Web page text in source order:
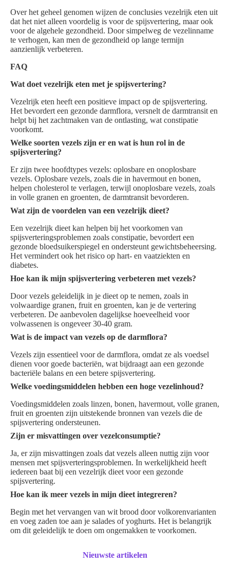
Over het geheel genomen wijzen de conclusies vezelrijk eten uit
dat het niet alleen voordelig is voor de spijsvertering, maar ook
voor de algehele gezondheid. Door simpelweg de vezelinname
te verhogen, kan men de gezondheid op lange termijn
aanzienlijk verbeteren.
FAQ
Wat doet vezelrijk eten met je spijsvertering?
Vezelrijk eten heeft een positieve impact op de spijsvertering.
Het bevordert een gezonde darmflora, versnelt de darmtransit en
helpt bij het zachtmaken van de ontlasting, wat constipatie
voorkomt.
Welke soorten vezels zijn er en wat is hun rol in de
spijsvertering?
Er zijn twee hoofdtypes vezels: oplosbare en onoplosbare
vezels. Oplosbare vezels, zoals die in havermout en bonen,
helpen cholesterol te verlagen, terwijl onoplosbare vezels, zoals
in volle granen en groenten, de darmtransit bevorderen.
Wat zijn de voordelen van een vezelrijk dieet?
Een vezelrijk dieet kan helpen bij het voorkomen van
spijsverteringsproblemen zoals constipatie, bevordert een
gezonde bloedsuikerspiegel en ondersteunt gewichtsbeheersing.
Het vermindert ook het risico op hart- en vaatziekten en
diabetes.
Hoe kan ik mijn spijsvertering verbeteren met vezels?
Door vezels geleidelijk in je dieet op te nemen, zoals in
volwaardige granen, fruit en groenten, kan je de vertering
verbeteren. De aanbevolen dagelijkse hoeveelheid voor
volwassenen is ongeveer 30-40 gram.
Wat is de impact van vezels op de darmflora?
Vezels zijn essentieel voor de darmflora, omdat ze als voedsel
dienen voor goede bacteriën, wat bijdraagt aan een gezonde
bacteriële balans en een betere spijsvertering.
Welke voedingsmiddelen hebben een hoge vezelinhoud?
Voedingsmiddelen zoals linzen, bonen, havermout, volle granen,
fruit en groenten zijn uitstekende bronnen van vezels die de
spijsvertering ondersteunen.
Zijn er misvattingen over vezelconsumptie?
Ja, er zijn misvattingen zoals dat vezels alleen nuttig zijn voor
mensen met spijsverteringsproblemen. In werkelijkheid heeft
iedereen baat bij een vezelrijk dieet voor een gezonde
spijsvertering.
Hoe kan ik meer vezels in mijn dieet integreren?
Begin met het vervangen van wit brood door volkorenvarianten
en voeg zaden toe aan je salades of yoghurts. Het is belangrijk
om dit geleidelijk te doen om ongemakken te voorkomen.
Nieuwste artikelen